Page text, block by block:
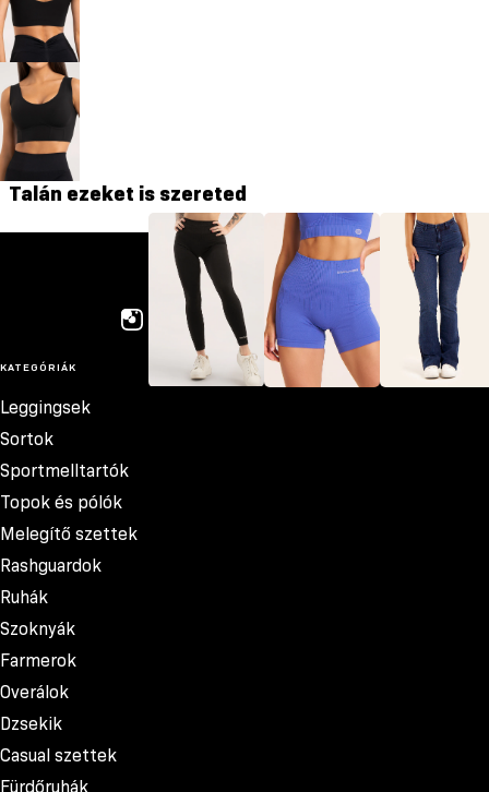
Talán ezeket is szereted
GYM GLAMOUR
KATEGÓRIÁK
Leggingsek
Sortok
Sportmelltartók
Topok és pólók
Melegítő szettek
Rashguardok
Ruhák
Szoknyák
Farmerok
Overálok
Dzsekik
Casual szettek
Fürdőruhák